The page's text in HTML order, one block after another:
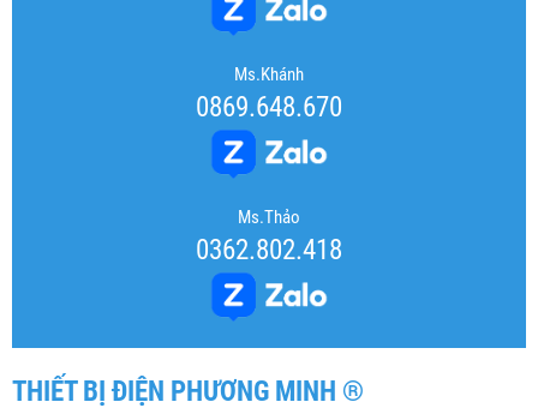
Ms.Khánh
0869.648.670
Ms.Thảo
0362.802.418
THIẾT BỊ ĐIỆN PHƯƠNG MINH ®